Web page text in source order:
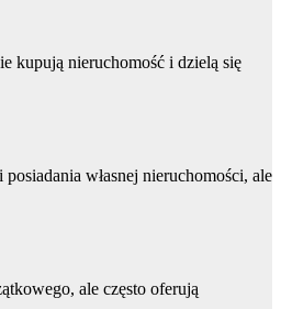
kupują nieruchomość i dzielą się
własnej nieruchomości, ale
ale często oferują